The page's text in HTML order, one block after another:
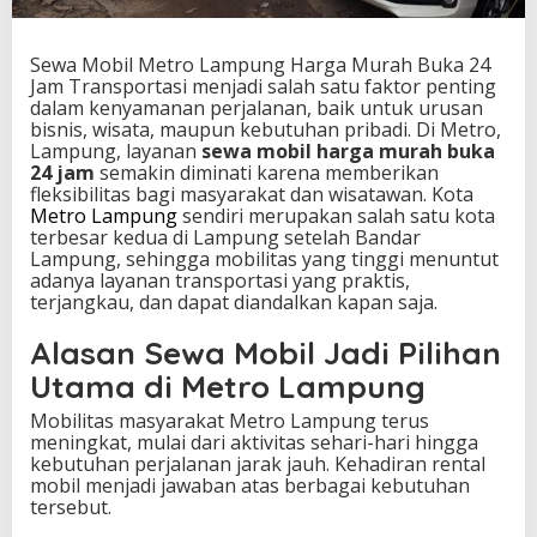
H
r
g
a
M
u
r
a
h
B
u
k
a
J
m
Sewa Mobil Metro Lampung Harga Murah Buka 24
Jam Transportasi menjadi salah satu faktor penting
dalam kenyamanan perjalanan, baik untuk urusan
bisnis, wisata, maupun kebutuhan pribadi. Di Metro,
Lampung, layanan sewa mobil harga murah buka
24 jam semakin diminati karena memberikan
fleksibilitas bagi masyarakat dan wisatawan. Kota
Metro Lampungsendiri merupakan salah satu kota
terbesar kedua di Lampung setelah Bandar
Lampung, sehingga mobilitas yang tinggi menuntut
adanya layanan transportasi yang praktis,
terjangkau, dan dapat diandalkan kapan saja.
Alasan Sewa Mobil Jadi Pilihan
Utama di Metro Lampung
Mobilitas masyarakat Metro Lampung terus
meningkat, mulai dari aktivitas sehari-hari hingga
kebutuhan perjalanan jarak jauh. Kehadiran rental
mobil menjadi jawaban atas berbagai kebutuhan
tersebut.